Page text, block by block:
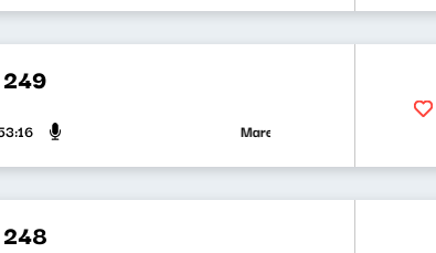
Marek Napiórkowski, Adam